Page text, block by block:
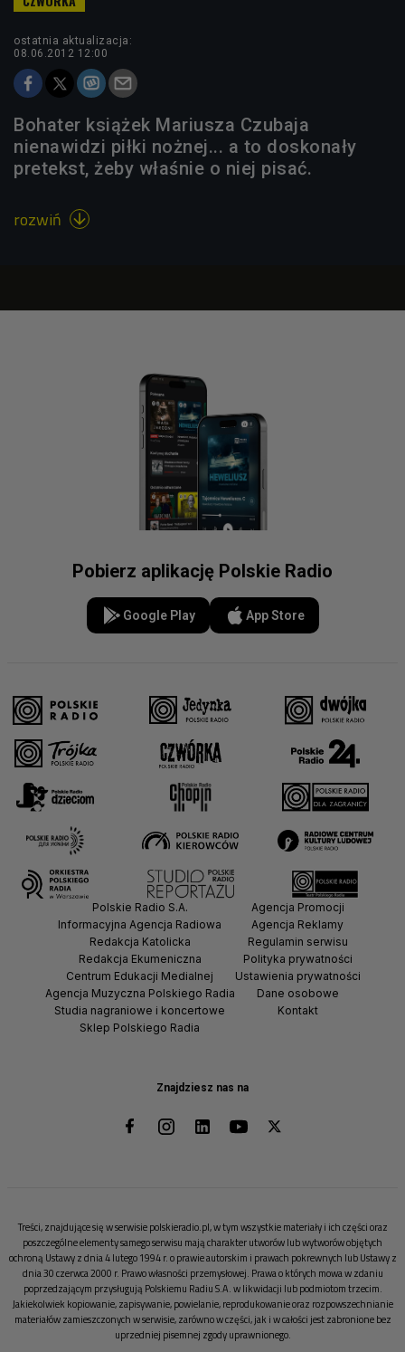
ostatnia aktualizacja:
08.06.2012 12:00
Bohater książek Mariusza Czubaja
nienawidzi piłki nożnej... a to doskonały
pretekst, żeby właśnie o niej pisać.
rozwiń 
Pobierz aplikację Polskie Radio
Google Play App Store
Znajdziesz nas na
Polskie Radio S.A.
Informacyjna Agencja Radiowa
Redakcja Katolicka
Redakcja Ekumeniczna
Centrum Edukacji Medialnej
Agencja Muzyczna Polskiego Radia
Studia nagraniowe i koncertowe
Sklep Polskiego Radia
Agencja Promocji
Agencja Reklamy
Regulamin serwisu
Polityka prywatności
Ustawienia prywatności
Dane osobowe
Kontakt
Treści, znajdujące się w serwisie polskieradio.pl, w tym wszystkie materiały i ich części oraz
poszczególne elementy samego serwisu mają charakter utworów lub wytworów objętych
ochroną Ustawy z dnia 4 lutego 1994 r. o prawie autorskim i prawach pokrewnych lub Ustawy z
dnia 30 czerwca 2000 r. Prawo własności przemysłowej. Prawa o których mowa w zdaniu
poprzedzającym przysługują Polskiemu Radiu S.A. w likwidacji lub podmiotom trzecim.
Jakiekolwiek kopiowanie, zapisywanie, powielanie, reprodukowanie oraz rozpowszechnianie
materiałów zamieszczonych w serwisie, zarówno w części, jak i w całości jest zabronione bez
uprzedniej pisemnej zgody uprawnionego.